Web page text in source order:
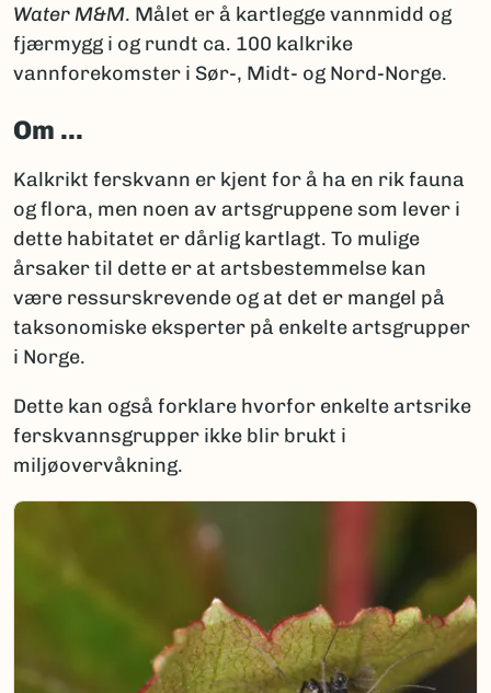
Water M&M. Målet er å kartlegge vannmidd og
fjærmygg i og rundt ca. 100 kalkrike
vannforekomster i Sør-, Midt- og Nord-Norge.
Om ...
Kalkrikt ferskvann er kjent for å ha en rik fauna
og flora, men noen av artsgruppene som lever i
dette habitatet er dårlig kartlagt. To mulige
årsaker til dette er at artsbestemmelse kan
være ressurskrevende og at det er mangel på
taksonomiske eksperter på enkelte artsgrupper
i Norge.
Dette kan også forklare hvorfor enkelte artsrike
ferskvannsgrupper ikke blir brukt i
miljøovervåkning.